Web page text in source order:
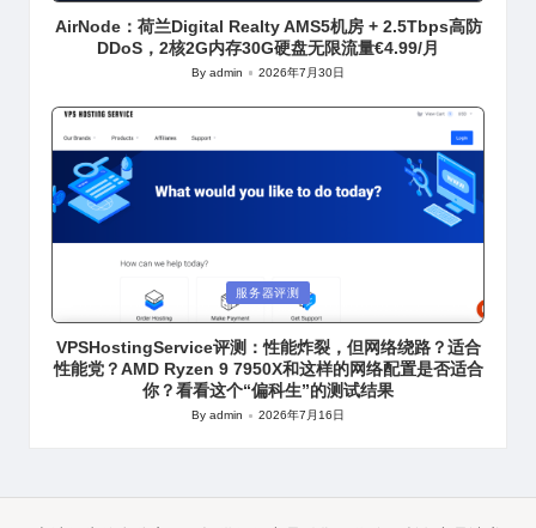
AirNode：荷兰Digital Realty AMS5机房 + 2.5Tbps高防
DDoS，2核2G内存30G硬盘无限流量€4.99/月
Posted
Byadmin 2026年7月30日
服务器评测
VPSHostingService评测：性能炸裂，但网络绕路？适合
性能党？AMD Ryzen 9 7950X和这样的网络配置是否适合
你？看看这个“偏科生”的测试结果
Posted
Byadmin 2026年7月16日